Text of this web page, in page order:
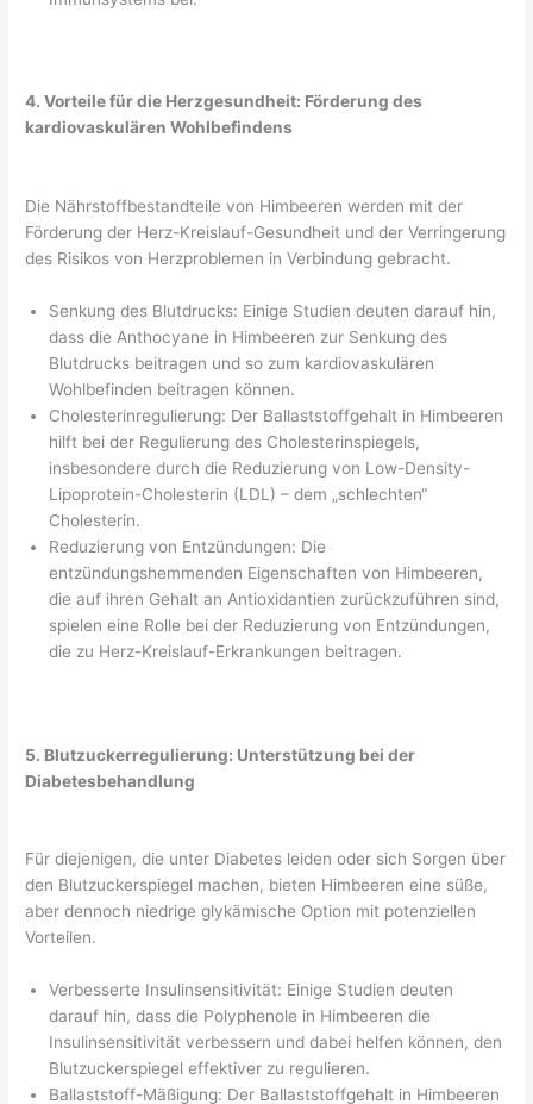
4. Vorteile für die Herzgesundheit: Förderung des
kardiovaskulären Wohlbefindens
Die Nährstoffbestandteile von Himbeeren werden mit der
Förderung der Herz-Kreislauf-Gesundheit und der Verringerung
des Risikos von Herzproblemen in Verbindung gebracht.
Senkung des Blutdrucks: Einige Studien deuten darauf hin,
dass die Anthocyane in Himbeeren zur Senkung des
Blutdrucks beitragen und so zum kardiovaskulären
Wohlbefinden beitragen können.
Cholesterinregulierung: Der Ballaststoffgehalt in Himbeeren
hilft bei der Regulierung des Cholesterinspiegels,
insbesondere durch die Reduzierung von Low-Density-
Lipoprotein-Cholesterin (LDL) – dem „schlechten“
Cholesterin.
Reduzierung von Entzündungen: Die
entzündungshemmenden Eigenschaften von Himbeeren,
die auf ihren Gehalt an Antioxidantien zurückzuführen sind,
spielen eine Rolle bei der Reduzierung von Entzündungen,
die zu Herz-Kreislauf-Erkrankungen beitragen.
5. Blutzuckerregulierung: Unterstützung bei der
Diabetesbehandlung
Für diejenigen, die unter Diabetes leiden oder sich Sorgen über
den Blutzuckerspiegel machen, bieten Himbeeren eine süße,
aber dennoch niedrige glykämische Option mit potenziellen
Vorteilen.
Verbesserte Insulinsensitivität: Einige Studien deuten
darauf hin, dass die Polyphenole in Himbeeren die
Insulinsensitivität verbessern und dabei helfen können, den
Blutzuckerspiegel effektiver zu regulieren.
Ballaststoff-Mäßigung: Der Ballaststoffgehalt in Himbeeren